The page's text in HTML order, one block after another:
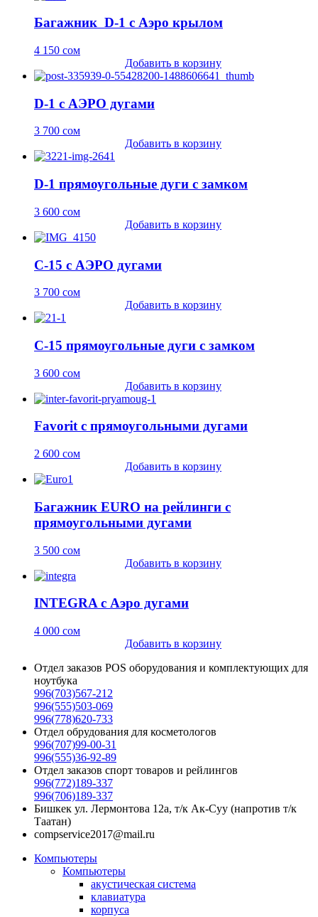
Багажник D-1 с Аэро крылом
4 150 сом
Добавить в корзину
D-1 с АЭРО дугами
3 700 сом
Добавить в корзину
D-1 прямоугольные дуги с замком
3 600 сом
Добавить в корзину
C-15 с АЭРО дугами
3 700 сом
Добавить в корзину
C-15 прямоугольные дуги с замком
3 600 сом
Добавить в корзину
Favorit с прямоугольными дугами
2 600 сом
Добавить в корзину
Багажник EURO на рейлинги c
прямоугольными дугами
3 500 сом
Добавить в корзину
INTEGRA с Аэро дугами
4 000 сом
Добавить в корзину
Отдел заказов POS оборудования и комплектующих для
ноутбука
996(703)567-212
996(555)503-069
996(778)620-733
Отдел обрудования для косметологов
996(707)99-00-31
996(555)36-92-89
Отдел заказов спорт товаров и рейлингов
996(772)189-337
996(706)189-337
Бишкек ул. Лермонтова 12а, т/к Ак-Суу (напротив т/к
Таатан)
compservice2017@mail.ru
Компьютеры
Компьютеры
акустическая система
клавиатура
корпуса